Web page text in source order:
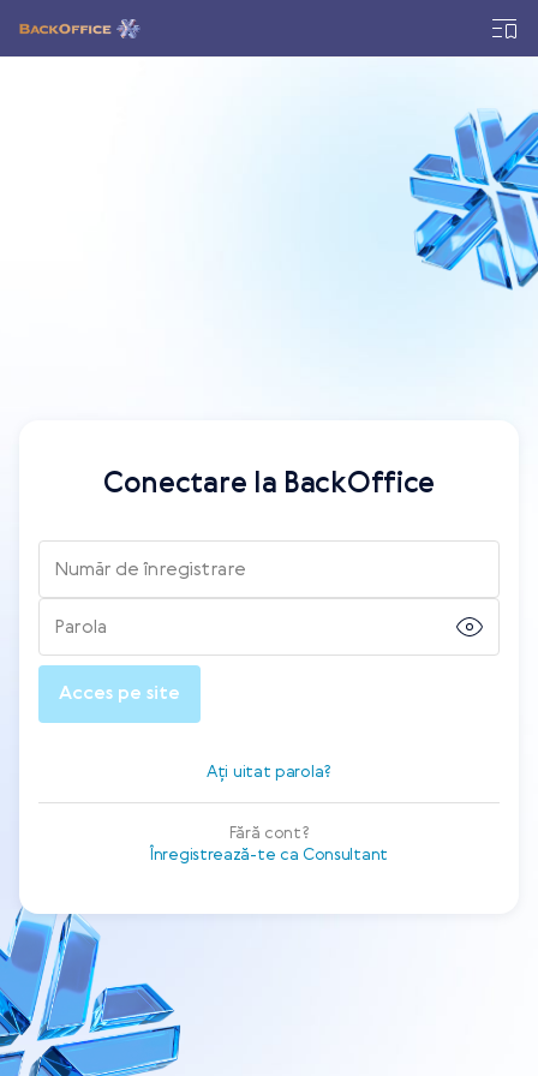
Conectare la BackOffice
Număr de înregistrare
Parola
Acces pe site
Ați uitat parola?
Fără cont?
Înregistrează-te ca Consultant